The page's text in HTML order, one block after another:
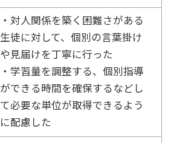
・対人関係を築く困難さがある
生徒に対して、個別の言葉掛け
や見届けを丁寧に行った
・学習量を調整する、個別指導
ができる時間を確保するなどし
て必要な単位が取得できるよう
に配慮した